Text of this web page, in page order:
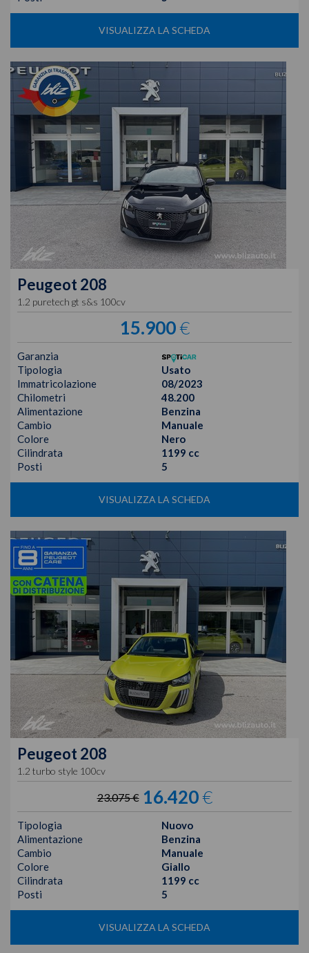
VISUALIZZA LA SCHEDA
Peugeot 208
1.2 puretech gt s&s 100cv
15.900€
Garanzia
Tipologia
Usato
Immatricolazione
08/2023
Chilometri
48.200
Alimentazione
Benzina
Cambio
Manuale
Colore
Nero
Cilindrata
1199 cc
Posti
5
VISUALIZZA LA SCHEDA
Peugeot 208
1.2 turbo style 100cv
23.075 € 16.420€
Tipologia
Nuovo
Alimentazione
Benzina
Cambio
Manuale
Colore
Giallo
Cilindrata
1199 cc
Posti
5
VISUALIZZA LA SCHEDA